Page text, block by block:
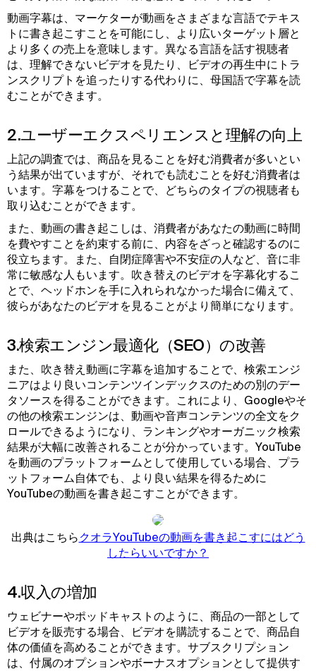
動画字幕は、マーケターが動画をさまざまな言語でテキス
トに書き起こすことを可能にし、より広いターゲット層と
より多くの売上を意味します。異なる言語を話す視聴者
は、理解できないビデオを見たり、ビデオの再生中にトラ
ンスクリプトを追ったりする代わりに、母国語で字幕を読
むことができます。
2.ユーザーエクスペリエンスと理解の向上
上記の調査では、商品を見ることを好む消費者が多いとい
う結果が出ていますが、それでも読むことを好む消費者は
います。字幕をつけることで、どちらのタイプの視聴者も
取り込むことができます。
また、動画の書き起こしは、消費者があなたの動画に時間
を費やすことを約束する前に、内容をざっと確認するのに
役立ちます。また、自閉症障害や不安症の人など、音に非
常に敏感な人もいます。吹き替えのビデオを字幕化するこ
とで、ヘッドホンを手に入れられなかった場合に備えて、
彼らがあなたのビデオを見ることがより簡単になります。
3.検索エンジン最適化（SEO）の改善
また、吹き替え動画に字幕を追加することで、検索エンジ
ニアはより良いコンテンツインデックスのための別のデー
タソースを得ることができます。これにより、Googleやそ
の他の検索エンジンは、動画や音声コンテンツの全文をク
ロールできるようになり、ランキングやオーガニック検索
結果が大幅に改善されることが分かっています。YouTube
を動画のプラットフォームとして使用している場合、プラ
ットフォーム自体でも、より良い結果を得るために
YouTubeの動画を書き起こすことができます。
出典はこちら クオラYouTubeの動画を書き起こすにはどう
したらいいですか？
4.収入の増加
ウェビナーやポッドキャストのように、商品の一部として
ビデオを販売する場合、ビデオを購読することで、商品自
体の価値を高めることができます。サブスクリプション
は、付属のオプションやボーナスオプションとして提供す